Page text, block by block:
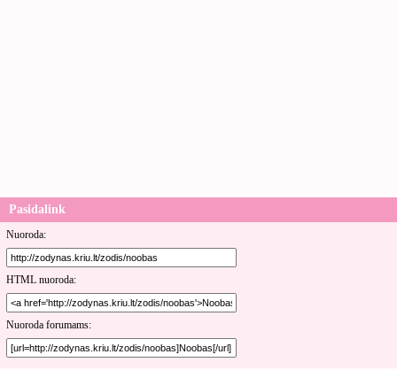
Pasidalink
Nuoroda:
HTML nuoroda:
Nuoroda forumams: